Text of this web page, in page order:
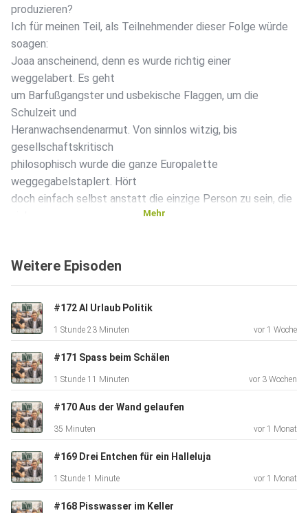
produzieren?
Ich für meinen Teil, als Teilnehmender dieser Folge würde
soagen:
Joaa anscheinend, denn es wurde richtig einer
weggelabert. Es geht
um Barfußgangster und usbekische Flaggen, um die
Schulzeit und
Heranwachsendenarmut. Von sinnlos witzig, bis
gesellschaftskritisch
philosophisch wurde die ganze Europalette
weggegabelstaplert. Hört
doch einfach selbst anstatt die einzige Person zu sein, die
gemacht, bezahlt wurden wir leider nicht, grundsätzlich
aber bereit nahezu jeden 6 Stelligen Betrag dankend
anzunehmen,
sogar wenns um komisches Riechwasser geht, oder so
Quarzdinger die
man sich übers Gesicht rollern kann. Und nicht vergessen:
uns, um keine der neuen Folgen zu verpassen! Hier gehts
zur
https://open.spotify.com/playlist/1ZDzOy0uSBJK8pOtvrb
BYm?si=950cfce20098404a
bezahlt wurden
Mehr
Weitere Episoden
#172 AI Urlaub Politik
1 Stunde 23 Minuten vor 1 Woche
#171 Spass beim Schälen
1 Stunde 11 Minuten vor 3 Wochen
#170 Aus der Wand gelaufen
35 Minuten vor 1 Monat
#169 Drei Entchen für ein Halleluja
1 Stunde 1 Minute vor 1 Monat
#168 Pisswasser im Keller